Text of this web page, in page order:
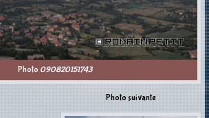
Photo 090820151743
Photo suivante